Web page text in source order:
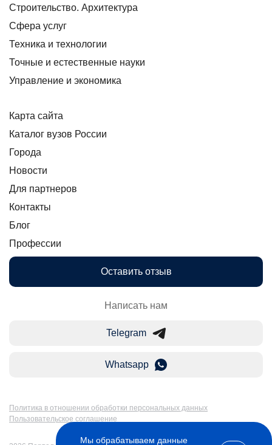
Строительство. Архитектура
Сфера услуг
Техника и технологии
Точные и естественные науки
Управление и экономика
Карта сайта
Каталог вузов России
Города
Новости
Для партнеров
Контакты
Блог
Профессии
Оставить отзыв
Написать нам
Telegram
Whatsapp
Политика в отношении обработки персональных данных
Пользовательское соглашение
Мы обрабатываем данные